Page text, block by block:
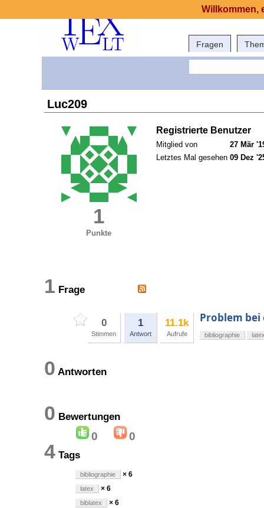
Fragen
Luc209
1
Punkte
Registrierte Benutzer
Mitglied von
27 Mär
Letztes Mal gesehen 09 Dez
1 Frage
0
Stimmen
1
Antwort
11.1k
Aufrufe
Problem
bibliographie
0 Antworten
0 Bewertungen
0 0
4 Tags
bibliographie × 6
latex × 6
biblatex × 6
Willkommen,